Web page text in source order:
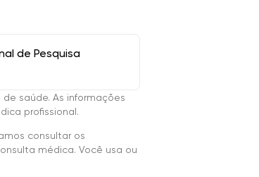
de Pesquisa
saúde. As informações
profissional.
consultar os
médica. Você usa ou